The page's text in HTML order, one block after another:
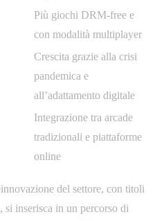
Più giochi DRM-free e
con modalità multiplayer
Crescita grazie alla crisi
pandemica e
all’adattamento digitale
Integrazione tra arcade
tradizionali e piattaforme
online
del settore, con titoli
, si inserisca in un percorso di